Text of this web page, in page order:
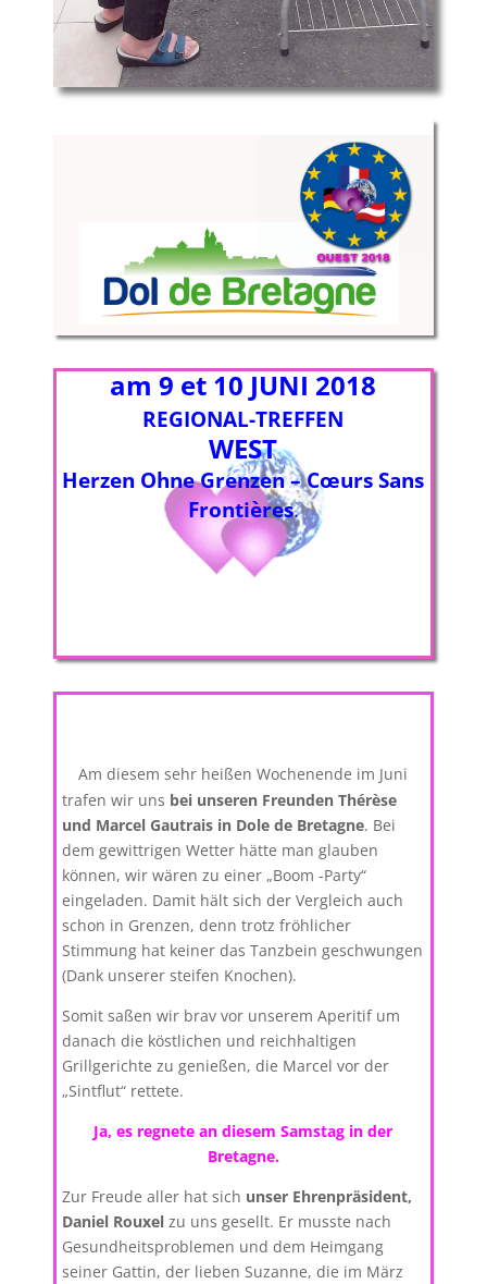
am 9 et 10 JUNI 2018
REGIONAL-TREFFEN
WEST
Herzen Ohne Grenzen – Cœurs Sans
Frontières.
Am diesem sehr heißen Wochenende im Juni
trafen wir uns bei unseren Freunden Thérèse
und Marcel Gautrais in Dole de Bretagne. Bei
dem gewittrigen Wetter hätte man glauben
können, wir wären zu einer „Boom -Party“
eingeladen. Damit hält sich der Vergleich auch
schon in Grenzen, denn trotz fröhlicher
Stimmung hat keiner das Tanzbein geschwungen
(Dank unserer steifen Knochen).
Somit saßen wir brav vor unserem Aperitif um
danach die köstlichen und reichhaltigen
Grillgerichte zu genießen, die Marcel vor der
„Sintflut“ rettete.
Ja, es regnete an diesem Samstag in der
Bretagne.
Zur Freude aller hat sich unser Ehrenpräsident,
Daniel Rouxelzu uns gesellt. Er musste nach
Gesundheitsproblemen und dem Heimgang
seiner Gattin, der lieben Suzanne, die im März